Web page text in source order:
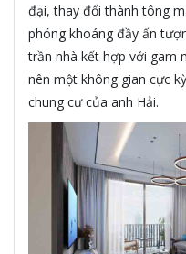
đại, thay đổi thành tông
phóng khoáng đầy ấn
trần nhà kết hợp với gam
nên một không gian cực
chung cư của anh Hải.